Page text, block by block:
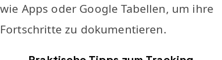
wie Apps oder Google Tabellen, um ihre
Fortschritte zu dokumentieren.